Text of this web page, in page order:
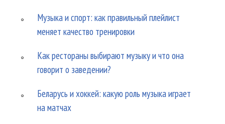
Музыка и спорт: как правильный плейлист
меняет качество тренировки
Как рестораны выбирают музыку и что она
говорит о заведении?
Беларусь и хоккей: какую роль музыка играет
на матчах